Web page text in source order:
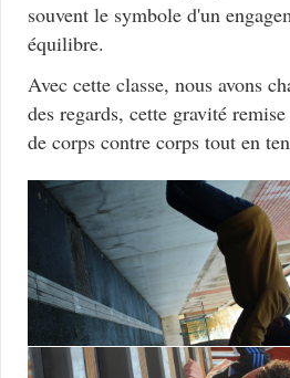
souvent le symbole d'un
équilibre.
Avec cette classe, nous avons
des regards, cette gravité
de corps contre corps tout en